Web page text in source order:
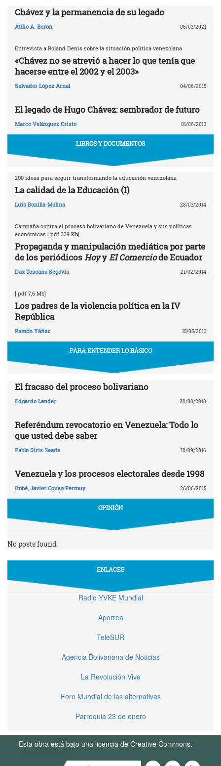
Chávez y la permanencia de su legado
Atilio A. Boron 06/03/2021
Entrevista a Roland Denis sobre la situación política venezolana
«Chávez no se atrevió a hacer lo que tenía que
hacerse entre el 2002 y el 2003»
Salvador López Arnal 04/06/2015
El legado de Hugo Chávez: sembrador de futuro
Marco Velázquez Cristo 01/06/2013
LIBROS Y DOCUMENTOS
200 ideas para seguir transformando la educación venezolana
La calidad de la Educación (I)
Luis Bonilla-Molina 28/03/2014
Campaña contra el proceso bolivariano de Venezuela y sus políticas
económicas [.pdf 339 Kb]
Propaganda y manipulación mediática por parte
de los periódicosHoyyEl Comerciode Ecuador
Dax Toscano Segovia 21/02/2014
[.pdf 7,6 Mb]
Los padres de la violencia política en la IV
República
Ramón Yáñez 15/05/2013
PARA ENTENDER LO BÁSICO
El fracaso del proceso bolivariano
Edgardo Lander 20/08/2018
Referéndum revocatorio en Venezuela: Todo lo
que usted debe saber
Pablo Siris Seade 10/09/2016
Venezuela y los procesos electorales desde 1998
Itobé, Javier Couso Permuy 26/06/2015
OPINIÓN
No posts found.
ENLACES
Radio YVKE Mundial
Aporrea
TeleSUR
Agencia Bolivariana de Noticias
La Revolución Vive
Foro Mundial de las alternativas
Parroquia 23 de enero
Esta obra está bajo una licencia de Creative Commons.